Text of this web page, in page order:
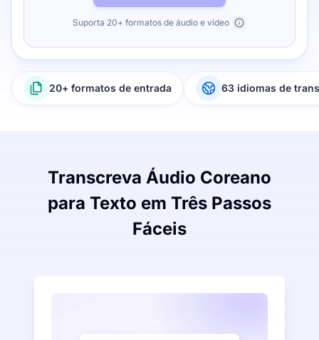
Suporta 20+ formatos de áudio e vídeo
20+ formatos de entrada 63 idiomas de
Transcreva Áudio Coreano
para Texto em Três Passos
Fáceis